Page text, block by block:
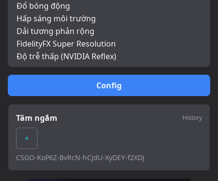
Config
Tâm ngắm History
CSGO-KoP6Z-BvRcN-hCJdU-XyDEY-f2XDJ
Đổ bóng động
Hấp sáng môi trường
Dải tương phản rộng
FidelityFX Super Resolution
Độ trễ thấp (NVIDIA Reflex)